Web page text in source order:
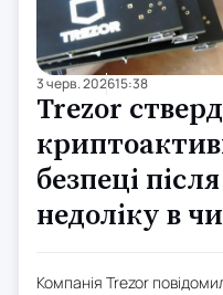
3 черв. 202615:38
Trezor
безпеці
недоліку в
Компанія Trezor